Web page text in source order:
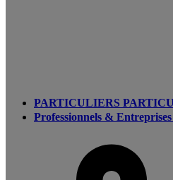
PARTICULIERS
Professionnels & Entreprises